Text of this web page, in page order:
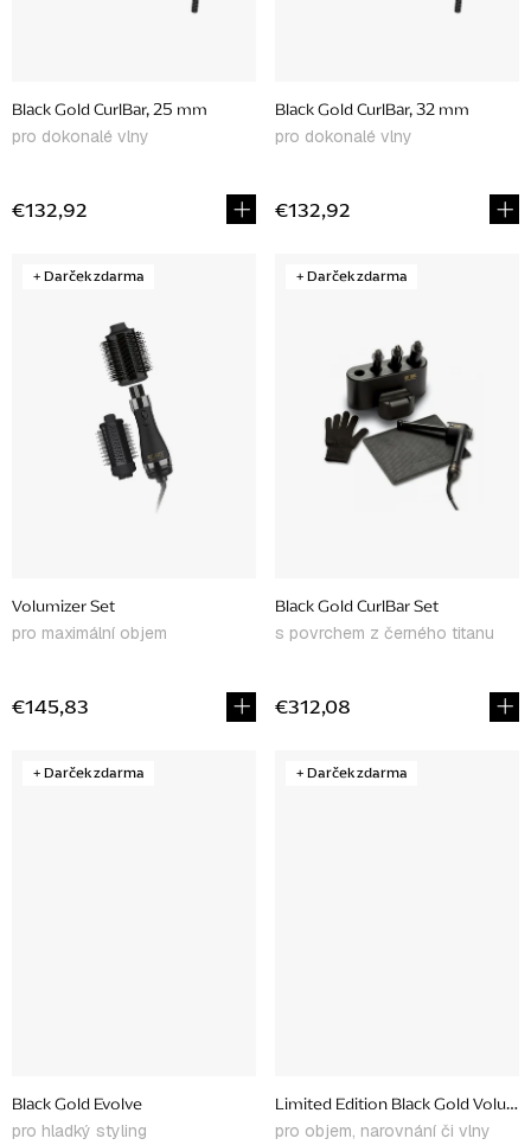
u
k
o
Black Gold CurlBar, 25 mm
pro dokonalé vlny
€132,92
Black Gold CurlBar, 32 mm
pro dokonalé vlny
€132,92
+ Darček zdarma
Volumizer Set
pro maximální objem
€145,83
+ Darček zdarma
Black Gold CurlBar Set
s povrchem z černého titanu
€312,08
+ Darček zdarma
Black Gold Evolve
pro hladký styling
+ Darček zdarma
Limited Edition Black Gold
pro objem, narovnání či vlny